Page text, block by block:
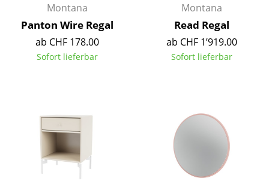
Doppelbetten
Einzelbetten
Stapelbetten
... alle Betten
Accessoires
Montana
Panton Wire Regal
ab CHF 178.00
Sofort lieferbar
Montana
Read Regal
ab CHF 1’919.00
Sofort lieferbar